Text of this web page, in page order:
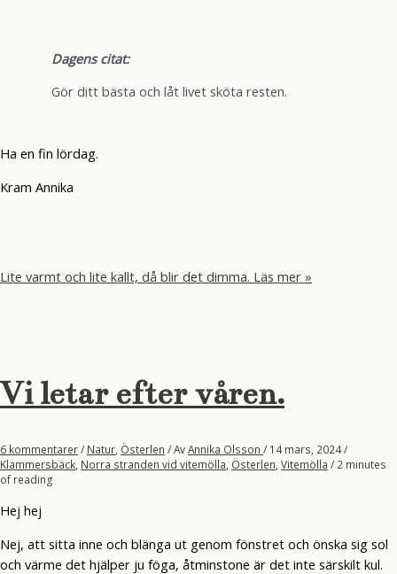
Dagens citat:
Gör ditt bästa och låt livet sköta resten.
Ha en fin lördag.
Kram Annika
Lite varmt och lite kallt, då blir det dimma. Läs mer »
Vi letar efter våren.
6 kommentarer/ Natur, Österlen / AvAnnika Olsson / 14 mars, 2024/
Klammersbäck, Norra stranden vid vitemölla, Österlen, Vitemölla / 2 minutes
of reading
Hej hej
Nej, att sitta inne och blänga ut genom fönstret och önska sig sol
och värme det hjälper ju föga, åtminstone är det inte särskilt kul.